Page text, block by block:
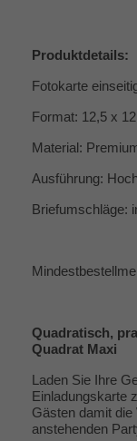
Produktdetails:
Fotokarte
Format: 12,5 x
Material:
Ausführung:
Briefumschläge:
Quadratisch,
Quadrat Maxi
Laden Sie Ihre
Einladungskarte
Gästen damit
anstehenden